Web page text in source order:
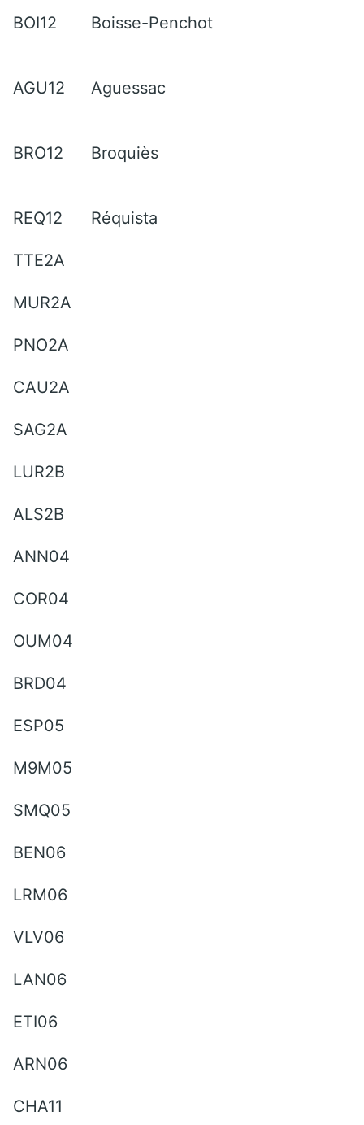
BOI12 Boisse-Penchot
AGU12 Aguessac
BRO12 Broquiès
REQ12 Réquista
TTE2A
MUR2A
PNO2A
CAU2A
SAG2A
LUR2B
ALS2B
ANN04
COR04
OUM04
BRD04
ESP05
M9M05
SMQ05
BEN06
LRM06
VLV06
LAN06
ETI06
ARN06
CHA11